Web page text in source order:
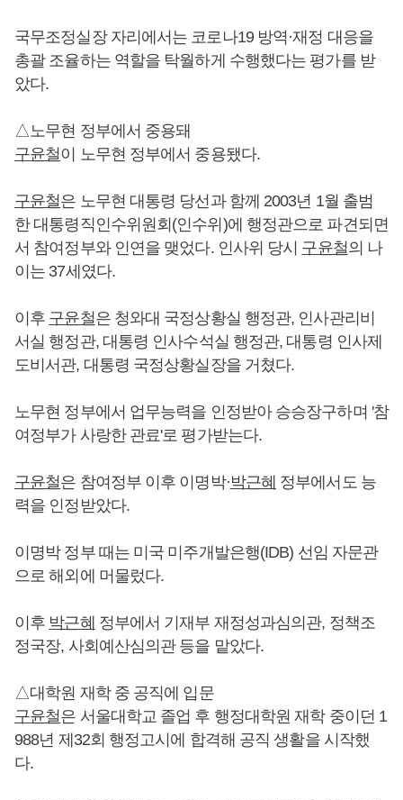
국무조정실장 자리에서는 코로나19 방역·재정 대응을
총괄 조율하는 역할을 탁월하게 수행했다는 평가를 받
았다.
△노무현 정부에서 중용돼
구윤철이 노무현 정부에서 중용됐다.
구윤철은 노무현 대통령 당선과 함께 2003년 1월 출범
한 대통령직인수위원회(인수위)에 행정관으로 파견되면
서 참여정부와 인연을 맺었다. 인사위 당시 구윤철의 나
이는 37세였다.
이후 구윤철은 청와대 국정상황실 행정관, 인사관리비
서실 행정관, 대통령 인사수석실 행정관, 대통령 인사제
도비서관, 대통령 국정상황실장을 거쳤다.
노무현 정부에서 업무능력을 인정받아 승승장구하며 '참
여정부가 사랑한 관료'로 평가받는다.
구윤철은 참여정부 이후 이명박·박근혜 정부에서도 능
력을 인정받았다.
이명박 정부 때는 미국 미주개발은행(IDB) 선임 자문관
으로 해외에 머물렀다.
이후 박근혜 정부에서 기재부 재정성과심의관, 정책조
정국장, 사회예산심의관 등을 맡았다.
△대학원 재학 중 공직에 입문
구윤철은 서울대학교 졸업 후 행정대학원 재학 중이던 1
988년 제32회 행정고시에 합격해 공직 생활을 시작했
다.